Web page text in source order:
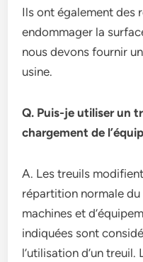
Ils ont également des
endommager la
nous devons fournir
usine.
Q. Puis-je utiliser un
chargement de
A. Les treuils
répartition normale
machines et
indiquées sont
l’utilisation d’un